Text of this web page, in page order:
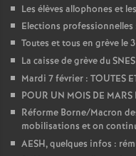
Les élèves allophones et
Elections professionnelles
Toutes et tous en grève le
La caisse de grève du
Mardi 7 février : TOUTES
POUR UN MOIS DE MARS
Réforme Borne/Macron
mobilisations et on
AESH, quelques infos :